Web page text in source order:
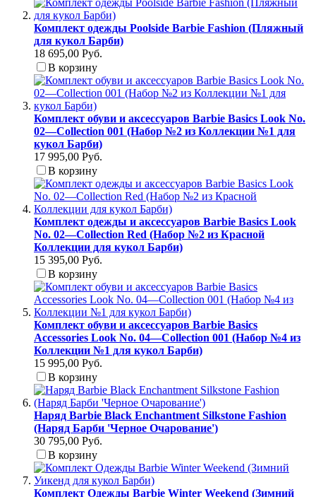
Комплект одежды Poolside Barbie Fashion (Пляжный
для кукол Барби)
18 695,00 Руб.
В корзину
Комплект обуви и аксессуаров Barbie Basics Look No.
02—Collection 001 (Набор №2 из Коллекции №1 для
кукол Барби)
17 995,00 Руб.
В корзину
Комплект одежды и аксессуаров Barbie Basics Look
No. 02—Collection Red (Набор №2 из Красной
Коллекции для кукол Барби)
15 395,00 Руб.
В корзину
Комплект обуви и аксессуаров Barbie Basics
Accessories Look No. 04—Collection 001 (Набор №4 из
Коллекции №1 для кукол Барби)
15 995,00 Руб.
В корзину
Наряд Barbie Black Enchantment Silkstone Fashion
(Наряд Барби 'Черное Очарование')
30 795,00 Руб.
В корзину
Комплект Одежды Barbie Winter Weekend (Зимний